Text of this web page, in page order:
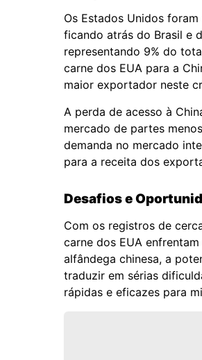
Os Estados Unidos
ficando atrás do Brasil e
representando 9% do
carne dos EUA para a
maior exportador neste
A perda de acesso à
mercado de partes
demanda no mercado
para a receita dos
Desafios e
Com os registros de
carne dos EUA
alfândega chinesa, a
traduzir em sérias
rápidas e eficazes para